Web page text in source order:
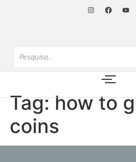
Tag:how to
coins